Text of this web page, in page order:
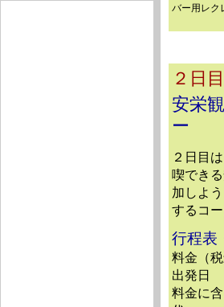
バー用レク
２日目
安栄
ー
２日目
喫でき
加しよ
するコ
行程表
料金（
出発日
料金に